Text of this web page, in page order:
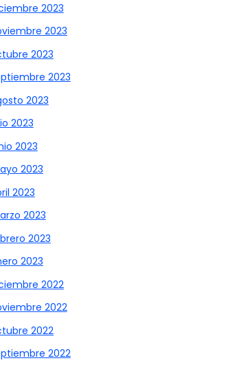
2023
2023
2023
2023
2023
2023
2023
2023
2023
2023
2023
2023
2022
2022
2022
2022